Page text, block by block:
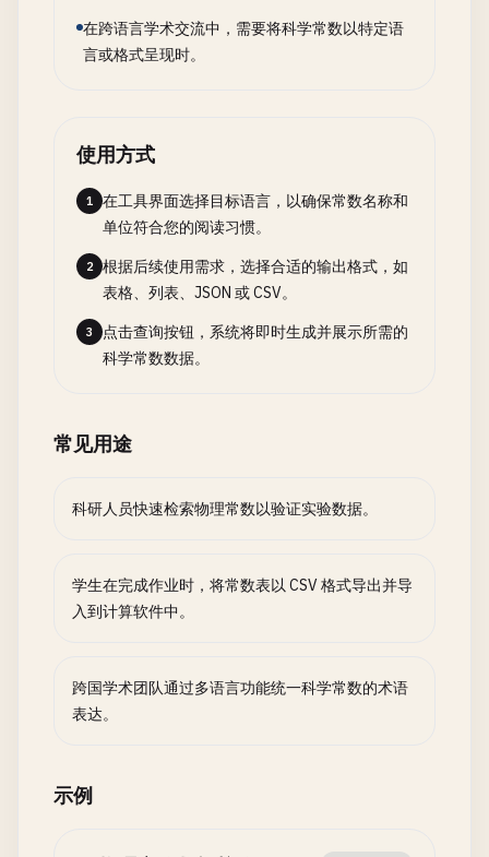
在跨语言学术交流中，需要将科学常数以特定语
言或格式呈现时。
使用方式
1
在工具界面选择目标语言，以确保常数名称和
单位符合您的阅读习惯。
2
根据后续使用需求，选择合适的输出格式，如
表格、列表、JSON 或 CSV。
3
点击查询按钮，系统将即时生成并展示所需的
科学常数数据。
常见用途
科研人员快速检索物理常数以验证实验数据。
学生在完成作业时，将常数表以 CSV 格式导出并导
入到计算软件中。
跨国学术团队通过多语言功能统一科学常数的术语
表达。
示例